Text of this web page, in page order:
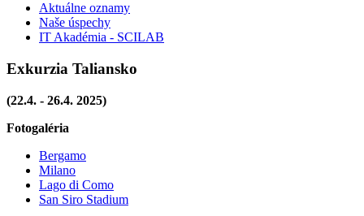
Aktuálne oznamy
Naše úspechy
IT Akadémia - SCILAB
Exkurzia Taliansko
(22.4. - 26.4. 2025)
Fotogaléria
Bergamo
Milano
Lago di Como
San Siro Stadium